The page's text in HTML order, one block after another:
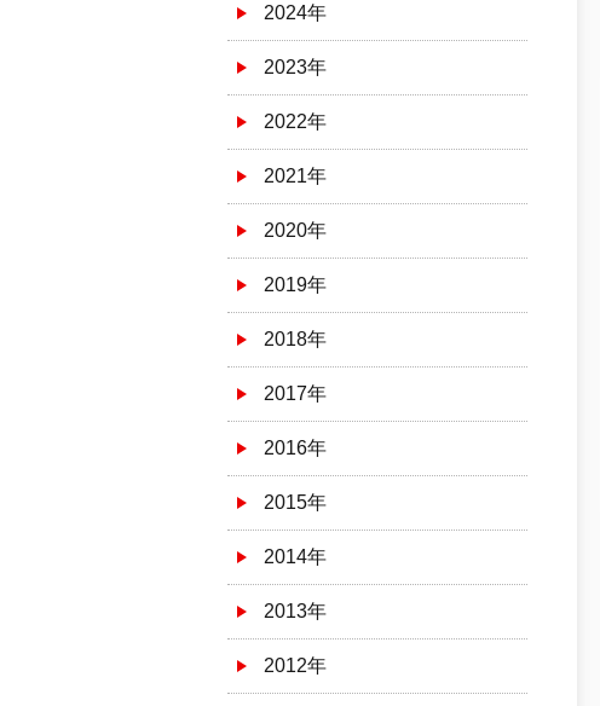
2024年
2023年
2022年
2021年
2020年
2019年
2018年
2017年
2016年
2015年
2014年
2013年
2012年